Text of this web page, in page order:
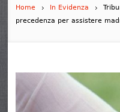
Home In Evidenza
precedenza per assistere